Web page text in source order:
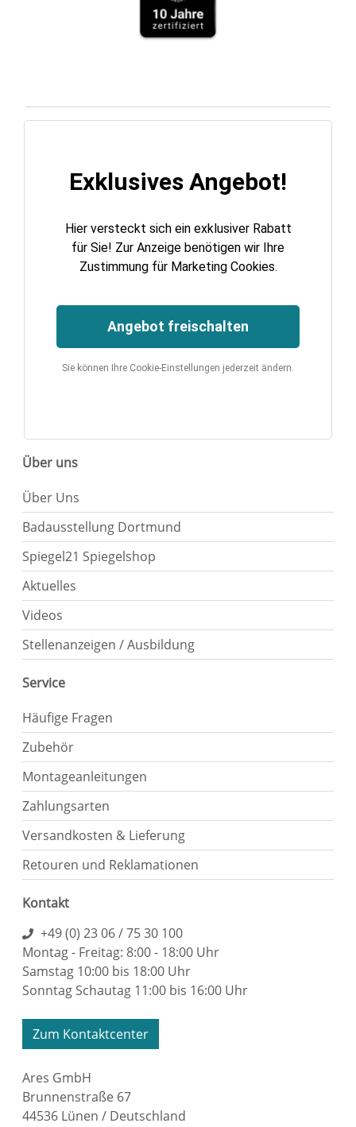
Exklusives Angebot!
Hier versteckt sich ein exklusiver Rabatt
für Sie! Zur Anzeige benötigen wir Ihre
Zustimmung für Marketing Cookies.
Angebot freischalten
Sie können Ihre Cookie-Einstellungen jederzeit ändern.
Über uns
Über Uns
Badausstellung Dortmund
Spiegel21 Spiegelshop
Aktuelles
Videos
Stellenanzeigen / Ausbildung
Service
Häufige Fragen
Zubehör
Montageanleitungen
Zahlungsarten
Versandkosten & Lieferung
Retouren und Reklamationen
Kontakt
+49 (0) 23 06 / 75 30 100
Montag - Freitag: 8:00 - 18:00 Uhr
Samstag 10:00 bis 18:00 Uhr
Sonntag Schautag 11:00 bis 16:00 Uhr
Zum Kontaktcenter
Ares GmbH
Brunnenstraße 67
44536 Lünen / Deutschland